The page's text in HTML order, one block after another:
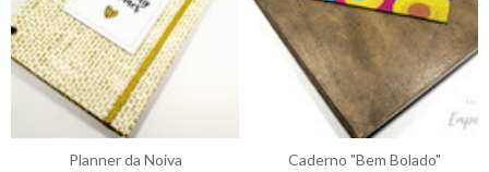
Planner da Noiva
Caderno "Bem Bolado"